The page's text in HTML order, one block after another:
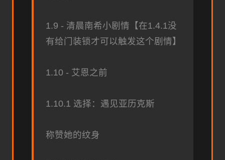
1.9 - 清晨南希小剧情【在1.4.1没
有给门装锁才可以触发这个剧情】
1.10 - 艾恩之前
1.10.1 选择：遇见亚历克斯
称赞她的纹身